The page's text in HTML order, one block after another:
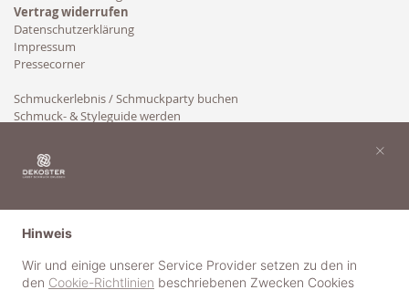
Vertrag widerrufen
Datenschutzerklärung
Impressum
Pressecorner
Schmuckerlebnis / Schmuckparty buchen
Schmuck- & Styleguide werden
Hinweis
Wir und einige unserer Service Provider setzen zu den in
den Cookie-Richtlinien beschriebenen Zwecken Cookies
×